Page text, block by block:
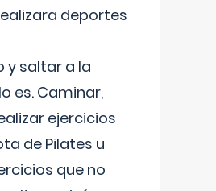
deportes
y saltar a la
es. Caminar,
ejercicios
de Pilates u
que no